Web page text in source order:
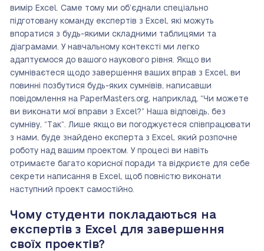
вимір Excel. Саме тому ми об’єднали спеціально
підготовану команду експертів з Excel, які можуть
впоратися з будь-якими складними таблицями та
діаграмами. У навчальному контексті ми легко
адаптуємося до вашого наукового рівня. Якщо ви
сумніваєтеся щодо завершення ваших вправ з Excel, ви
повинні позбутися будь-яких сумнівів, написавши
повідомлення на PaperMasters.org, наприклад, “Чи можете
ви виконати мої вправи з Excel?” Наша відповідь, без
сумніву, “Так”. Лише якщо ви погоджуєтеся співпрацювати
з нами, буде знайдено експерта з Excel, який розпочне
роботу над вашим проектом. У процесі ви навіть
отримаєте багато корисної поради та відкриєте для себе
секрети написання в Excel, щоб повністю виконати
наступний проект самостійно.
Чому студенти покладаються на
експертів з Excel для завершення
своїх проектів?